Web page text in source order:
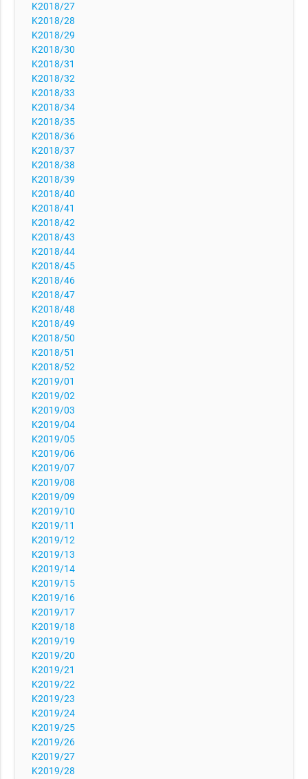
K2018/27
K2018/28
K2018/29
K2018/30
K2018/31
K2018/32
K2018/33
K2018/34
K2018/35
K2018/36
K2018/37
K2018/38
K2018/39
K2018/40
K2018/41
K2018/42
K2018/43
K2018/44
K2018/45
K2018/46
K2018/47
K2018/48
K2018/49
K2018/50
K2018/51
K2018/52
K2019/01
K2019/02
K2019/03
K2019/04
K2019/05
K2019/06
K2019/07
K2019/08
K2019/09
K2019/10
K2019/11
K2019/12
K2019/13
K2019/14
K2019/15
K2019/16
K2019/17
K2019/18
K2019/19
K2019/20
K2019/21
K2019/22
K2019/23
K2019/24
K2019/25
K2019/26
K2019/27
K2019/28